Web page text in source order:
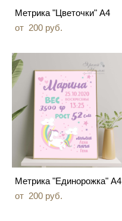
Метрика "Цветочки" А4
от 200 pуб.
Метрика "Единорожка" А4
от 200 pуб.